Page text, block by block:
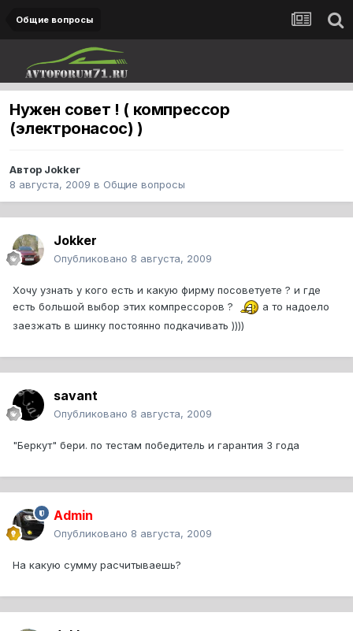
Общие вопросы
Нужен совет ! ( компрессор
(электронасос) )
Автор Jokker
8 августа, 2009 в Общие вопросы
Jokker
Опубликовано 8 августа, 2009
Хочу узнать у кого есть и какую фирму посоветуете ? и где
есть большой выбор этих компрессоров ?
а то надоело
заезжать в шинку постоянно подкачивать ))))
savant
Опубликовано 8 августа, 2009
"Беркут" бери. по тестам победитель и гарантия 3 года
Admin
Опубликовано 8 августа, 2009
На какую сумму расчитываешь?